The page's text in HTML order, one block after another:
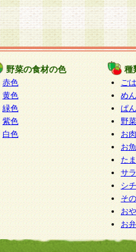
野菜の食材の色
赤色
黄色
緑色
紫色
白色
種
ご
めん
ぱん
野
お
お
た
サ
シ
そ
お
お